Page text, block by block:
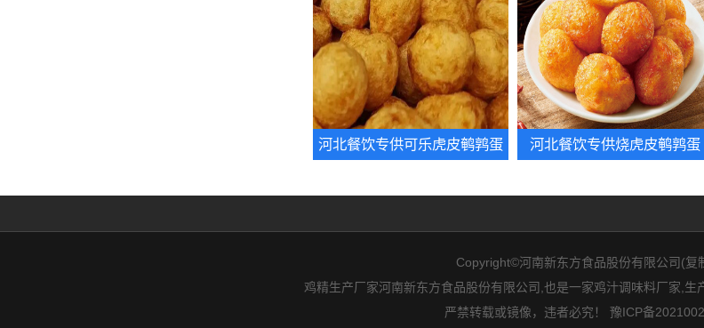
河北餐饮专供可乐虎皮鹌鹑蛋 河北餐饮专供烧虎皮鹌鹑蛋
Copyright©河南新东方食品股份有限公司(复
鸡精生产厂家河南新东方食品股份有限公司,也是一家鸡汁调味料厂家,生
严禁转载或镜像，违者必究！ 豫ICP备